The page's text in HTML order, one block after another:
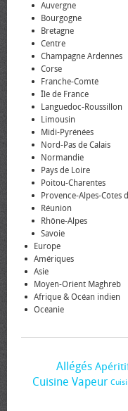
Auvergne
Bourgogne
Bretagne
Centre
Champagne Ardennes
Corse
Franche-Comté
Île de France
Languedoc-Roussillon
Limousin
Midi-Pyrénées
Nord-Pas de Calais
Normandie
Pays de Loire
Poitou-Charentes
Provence-Alpes-Côtes
Réunion
Rhône-Alpes
Savoie
Europe
Amériques
Asie
Moyen-Orient Maghreb
Afrique & Océan indien
Océanie
Allégés
Cuisine Vapeur